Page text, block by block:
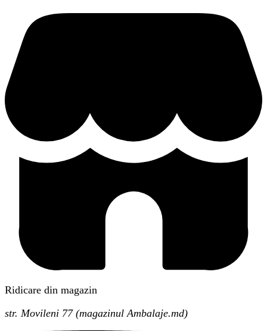
Ridicare din magazin
str. Movileni 77 (magazinul Ambalaje.md)